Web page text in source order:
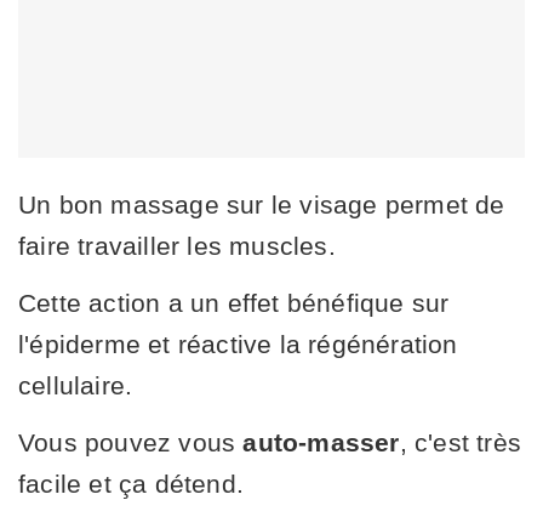
Un bon massage sur le visage permet de
faire travailler les muscles.
Cette action a un effet bénéfique sur
l'épiderme et réactive la régénération
cellulaire.
Vous pouvez vousauto-masser , c'est très
facile et ça détend.